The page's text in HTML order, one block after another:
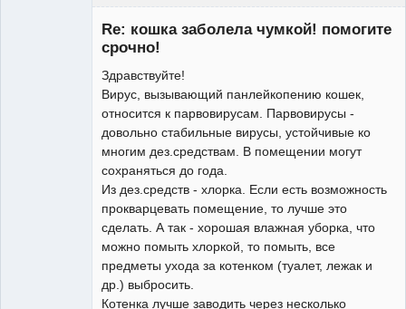
Re: кошка заболела чумкой! помогите
срочно!
Здравствуйте!
Вирус, вызывающий панлейкопению кошек,
относится к парвовирусам. Парвовирусы -
довольно стабильные вирусы, устойчивые ко
многим дез.средствам. В помещении могут
сохраняться до года.
Из дез.средств - хлорка. Если есть возможность
прокварцевать помещение, то лучше это
сделать. А так - хорошая влажная уборка, что
можно помыть хлоркой, то помыть, все
предметы ухода за котенком (туалет, лежак и
др.) выбросить.
Котенка лучше заводить через несколько